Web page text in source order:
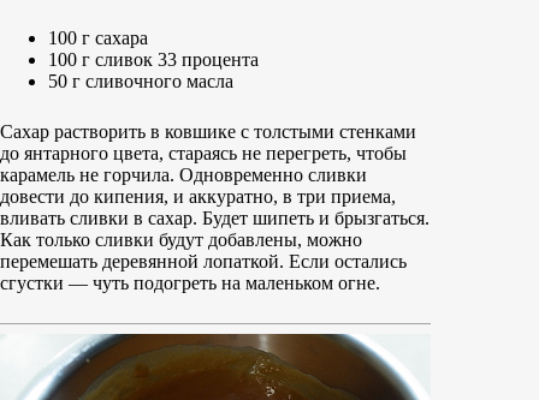
100 г сахара
100 г сливок 33 процента
50 г сливочного масла
Сахар растворить в ковшике с толстыми стенками
до янтарного цвета, стараясь не перегреть, чтобы
карамель не горчила. Одновременно сливки
довести до кипения, и аккуратно, в три приема,
вливать сливки в сахар. Будет шипеть и брызгаться.
Как только сливки будут добавлены, можно
перемешать деревянной лопаткой. Если остались
сгустки — чуть подогреть на маленьком огне.